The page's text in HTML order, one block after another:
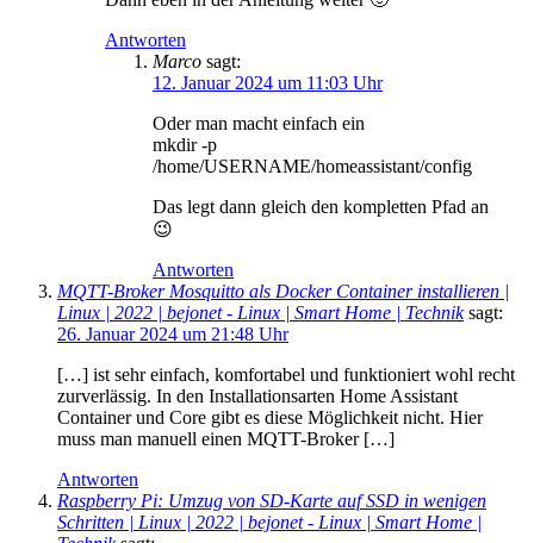
Antworten
Marco sagt:
12. Januar 2024 um 11:03 Uhr
Oder man macht einfach ein
mkdir -p
/home/USERNAME/homeassistant/config
Das legt dann gleich den kompletten Pfad an
😉
Antworten
MQTT-Broker Mosquitto als Docker Container installieren |
Linux | 2022 | bejonet - Linux | Smart Home | Technik sagt:
26. Januar 2024 um 21:48 Uhr
[…] ist sehr einfach, komfortabel und funktioniert wohl recht
zurverlässig. In den Installationsarten Home Assistant
Container und Core gibt es diese Möglichkeit nicht. Hier
muss man manuell einen MQTT-Broker […]
Antworten
Raspberry Pi: Umzug von SD-Karte auf SSD in wenigen
Schritten | Linux | 2022 | bejonet - Linux | Smart Home |